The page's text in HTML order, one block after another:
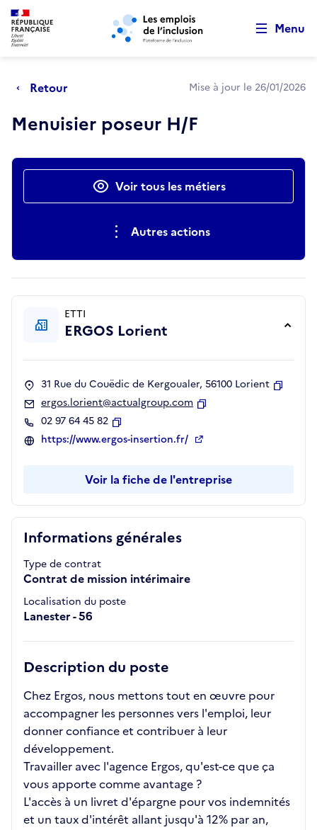
Aller au menu principal Aller au contenu principal
Menu
Retour Mise à jour le 26/01/2026
Menuisier poseur H/F
Actions rapidesVoir tous les métiers
Autres actions
Informations générales
Type de contrat
Contrat de mission intérimaire
Localisation du poste
Lanester - 56
Description du poste
Chez Ergos, nous mettons tout en œuvre pour
accompagner les personnes vers l'emploi, leur
donner confiance et contribuer à leur
développement.
Travailler avec l'agence Ergos, qu'est-ce que ça
vous apporte comme avantage ?
L'accès à un livret d'épargne pour vos indemnités
et un taux d'intérêt allant jusqu'à 12% par an,
ETTI
ERGOS Lorient
31 Rue du Couëdic de Kergoualer, 56100 Lorient
ergos.lorient@actualgroup.com
02 97 64 45 82
Copier
https://www.ergos-insertion.fr/
Voir la fiche de l'entreprise
Retour au début de la page
Panneau de gestion des cookies